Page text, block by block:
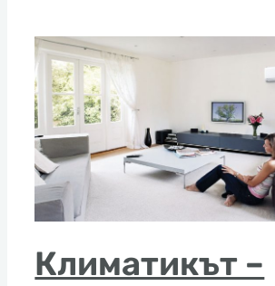
Климатикът –